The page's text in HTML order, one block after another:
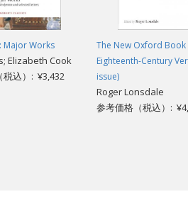
Major Works
Elizabeth Cook
税込）: ¥3,432
The New Oxford
Eighteenth-Century
issue)
Roger Lonsdale
参考価格（税込）: